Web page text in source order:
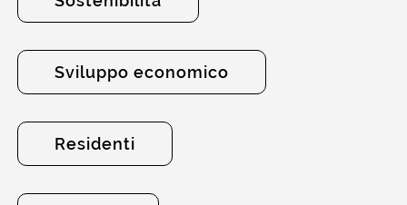
Sviluppo economico
Residenti